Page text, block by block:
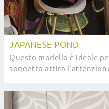
JAPANESE POND
Questo modello è ideale
soggetto attira